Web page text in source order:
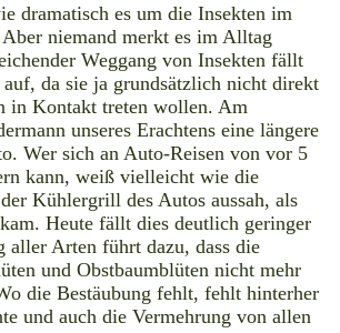
dramatisch es um die Insekten im
niemand merkt es im Alltag
Weggang von Insekten fällt
da sie ja grundsätzlich nicht direkt
in Kontakt treten wollen. Am
unseres Erachtens eine längere
Wer sich an Auto-Reisen von vor 5
kann, weiß vielleicht wie die
Kühlergrill des Autos aussah, als
Heute fällt dies deutlich geringer
aller Arten führt dazu, dass die
und Obstbaumblüten nicht mehr
die Bestäubung fehlt, fehlt hinterher
und auch die Vermehrung von allen